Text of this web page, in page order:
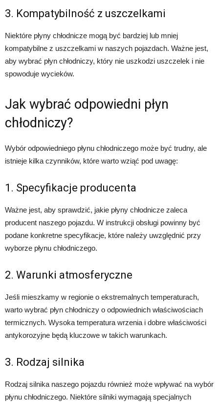
3. Kompatybilność z uszczelkami
Niektóre płyny chłodnicze mogą być bardziej lub mniej
kompatybilne z uszczelkami w naszych pojazdach. Ważne jest,
aby wybrać płyn chłodniczy, który nie uszkodzi uszczelek i nie
spowoduje wycieków.
Jak wybrać odpowiedni płyn
chłodniczy?
Wybór odpowiedniego płynu chłodniczego może być trudny, ale
istnieje kilka czynników, które warto wziąć pod uwagę:
1. Specyfikacje producenta
Ważne jest, aby sprawdzić, jakie płyny chłodnicze zaleca
producent naszego pojazdu. W instrukcji obsługi powinny być
podane konkretne specyfikacje, które należy uwzględnić przy
wyborze płynu chłodniczego.
2. Warunki atmosferyczne
Jeśli mieszkamy w regionie o ekstremalnych temperaturach,
warto wybrać płyn chłodniczy o odpowiednich właściwościach
termicznych. Wysoka temperatura wrzenia i dobre właściwości
antykorozyjne będą kluczowe w takich warunkach.
3. Rodzaj silnika
Rodzaj silnika naszego pojazdu również może wpływać na wybór
płynu chłodniczego. Niektóre silniki wymagają specjalnych